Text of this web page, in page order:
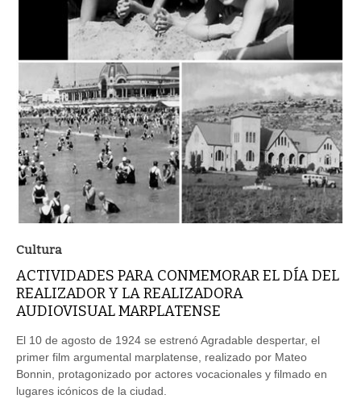
Cultura
ACTIVIDADES PARA CONMEMORAR EL DÍA DEL
REALIZADOR Y LA REALIZADORA
AUDIOVISUAL MARPLATENSE
El 10 de agosto de 1924 se estrenó Agradable despertar, el
primer film argumental marplatense, realizado por Mateo
Bonnin, protagonizado por actores vocacionales y filmado en
lugares icónicos de la ciudad.